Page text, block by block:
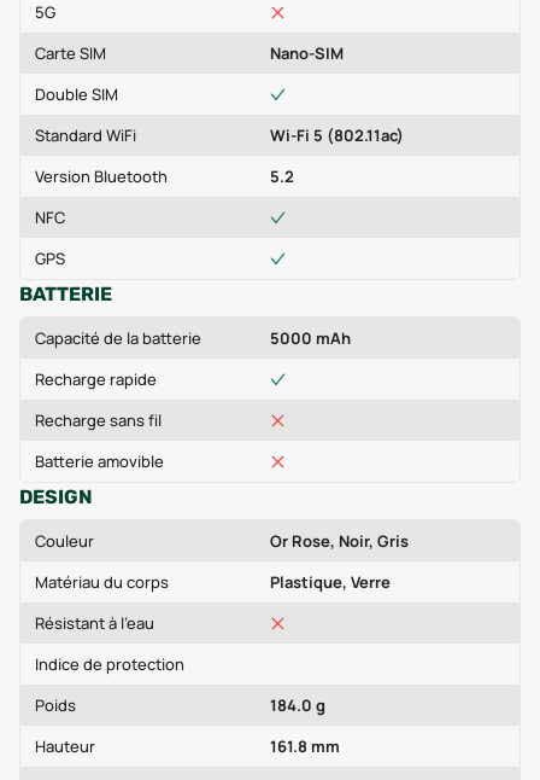
5G
Carte SIM
Nano-SIM
Double SIM
Standard WiFi
Wi-Fi 5 (802.11ac)
Version Bluetooth
5.2
NFC
GPS
BATTERIE
Capacité de la batterie
5000 mAh
Recharge rapide
Recharge sans fil
Batterie amovible
DESIGN
Couleur
Or Rose, Noir, Gris
Matériau du corps
Plastique, Verre
Résistant à l'eau
Indice de protection
Poids
184.0 g
Hauteur
161.8 mm